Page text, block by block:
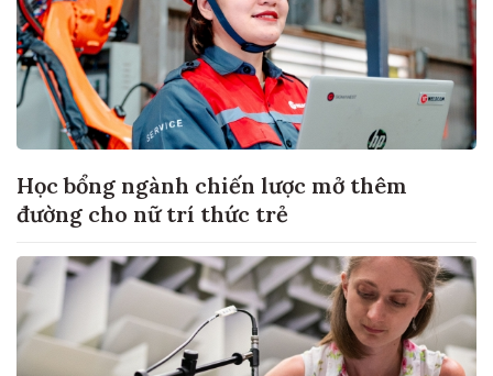
Học bổng ngành chiến lược mở thêm
đường cho nữ trí thức trẻ